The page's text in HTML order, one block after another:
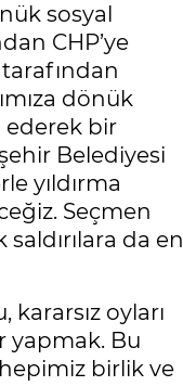
sosyal
CHP’ye
dönük
ederek bir
Belediyesi
yıldırma
Seçmen
da en
oyları
yapmak. Bu
birlik ve